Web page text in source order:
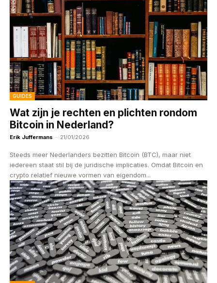
GUIDES
Wat zijn je rechten en plichten rondom
Bitcoin in Nederland?
Erik Juffermans - 21/01/2026
Steeds meer Nederlanders bezitten Bitcoin (BTC), maar niet
iedereen staat stil bij de juridische implicaties. Omdat Bitcoin en
crypto relatief nieuwe vormen van eigendom...